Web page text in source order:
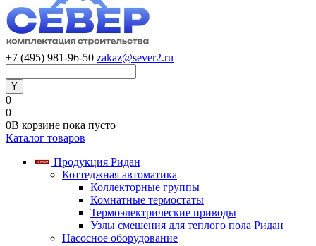
+7 (495) 981-96-50 zakaz@sever2.ru
0
0
0В корзине пока пусто
Каталог товаров
Продукция Ридан
Коттеджная автоматика
Коллекторные группы
Комнатные термостаты
Термоэлектрические приводы
Узлы смешения для теплого пола Ридан
Насосное оборудование